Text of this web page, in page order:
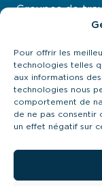
Pour offrir les
technologies telles
aux informations
technologies nous
comportement de
de ne pas consentir
un effet négatif sur
Groupes de
À propos
Contactez-
21 quai
contact@urps-
04 27 89 57 85
Prendre